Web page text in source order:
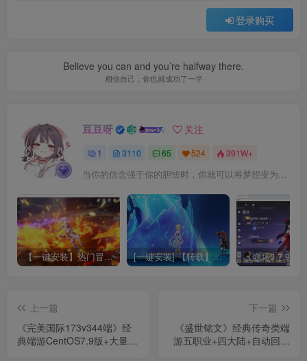
登录购买
Believe you can and you’re halfway there.
相信自己，你也就成功了一半
豆豆呀 关注
1 3110 65 524 391W+
当你的信念强于你的胆怯时，你就可以将梦想变为现实了
【一键安装】热门冒险策略类游戏崩坏：星穹铁道全新2.3版本一键端+一键代理+一键启动+免虚拟机 [一键安装] 【转载】原神3.4真端服务端+源码+配套客户端+详尽说明+GM工具+源码说明文件
上一篇
《完美国际173v344端》经
典端游CentOS7.9版+大量更
下一篇
《盛世铭文》经典传奇类端
游五职业+四大陆+自动回收